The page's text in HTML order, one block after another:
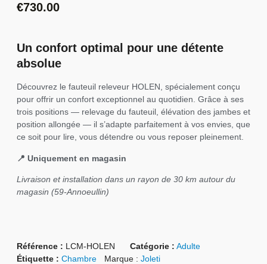
€730.00
Un confort optimal pour une détente
absolue
Découvrez le fauteuil releveur HOLEN, spécialement conçu
pour offrir un confort exceptionnel au quotidien. Grâce à ses
trois positions — relevage du fauteuil, élévation des jambes et
position allongée — il s’adapte parfaitement à vos envies, que
ce soit pour lire, vous détendre ou vous reposer pleinement.
📍 Uniquement en magasin
Livraison et installation dans un rayon de 30 km autour du
magasin (59-Annoeullin)
Référence : LCM-HOLEN Catégorie : Adulte
Étiquette : Chambre Marque : Joleti